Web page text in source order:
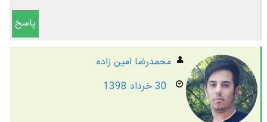
پاسخ
محمدرضا امين زاده
30 خرداد 1398